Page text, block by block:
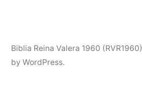
Biblia Reina Valera 1960 (RVR1960)
by WordPress.